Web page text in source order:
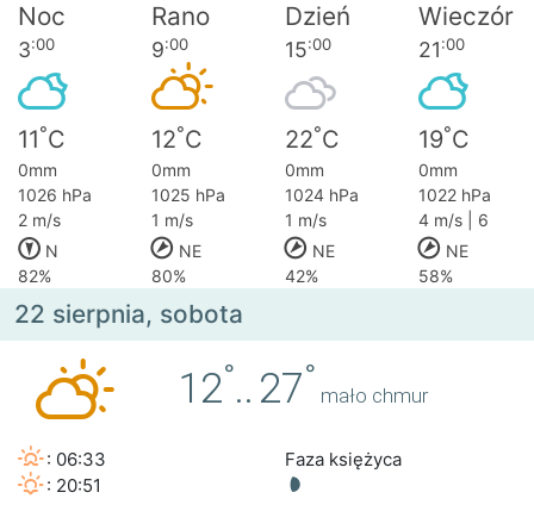
Noc Rano Dzień Wieczór
3:00 9:00 15:00 21:00
11°C 12°C 22°C 19°C
0mm 0mm 0mm
0mm
1026 hPa
1025 hPa 1024 hPa
1022 hPa
2 m/s
1 m/s 1 m/s
4 m/s | 6
N
NE NE
NE
82%
80% 42% 58%
22 sierpnia, sobota
12°.. 27°
mało chmur
: 06:33
: 20:51
Faza księżyca